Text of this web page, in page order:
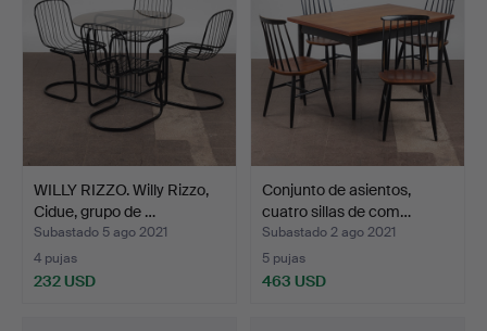
WILLY RIZZO. Willy Rizzo,
Cidue, grupo de …
Subastado 5 ago 2021
4 pujas
232 USD
Conjunto de asientos,
cuatro sillas de com…
Subastado 2 ago 2021
5 pujas
463 USD